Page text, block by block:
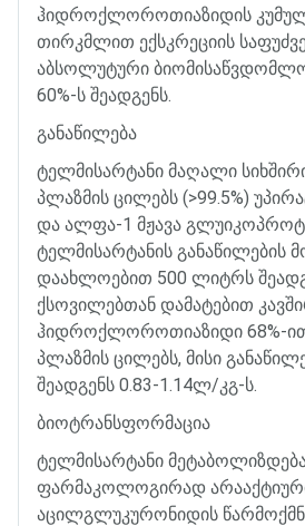
ჰიდროქლოროთიაზიდის
თირკმლით ექსკრეციის
აბსოლუტური
60%-ს შეადგენს.
განაწილება
ტელმისარტანი მაღალი
პლაზმის ცილებს (>99.5%)
და ალფა-1 მჟავა
ტელმისარტანის განაწილების
დაახლოებით 500 ლიტრს
ქსოვილებთან დამატებით
ჰიდროქლოროთიაზიდი 68%-
პლაზმის ცილებს, მისი
შეადგენს 0.83-1.14ლ/კგ-ს.
ბიოტრანსფორმაცია
ტელმისარტანი
ფარმაკოლოგირად
აცილგლუკურონიდის